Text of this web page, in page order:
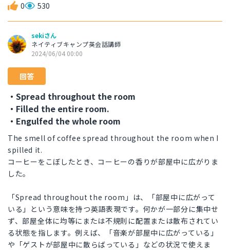
0 530
sekiさん
ネイティブキャンプ英会話講師
2024/06/04 00:00
回答
・Spread throughout the room
・Filled the entire room.
・Engulfed the whole room
The smell of coffee spread throughout the room when I
spilled it.
コーヒーをこぼしたとき、コーヒーの香りが部屋中に広がりま
した。
「Spread throughout the room」は、「部屋中に広がって
いる」という意味を持つ英語表現です。何かが一部分に集中せ
ず、部屋全体に均等にまたは不規則に配置または散布されてい
る状態を指します。例えば、「音楽が部屋中に広がっている」
や「ゲストが部屋中に散らばっている」などの状況で使えま